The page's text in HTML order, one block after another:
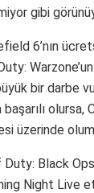
gibi
6’nın
bir darbe
olursa,
üzerinde
Black Ops
Night Live